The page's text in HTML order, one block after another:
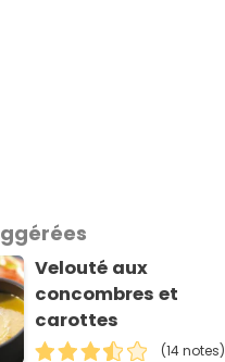
Velouté aux
concombres et
carottes
(14 notes)